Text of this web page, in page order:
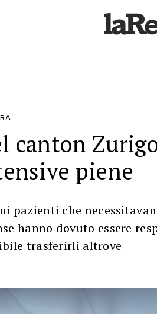
canton
piene
pazienti che
hanno dovuto essere
trasferirli altrove